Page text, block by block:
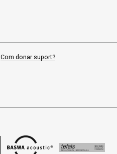
Com donar suport?